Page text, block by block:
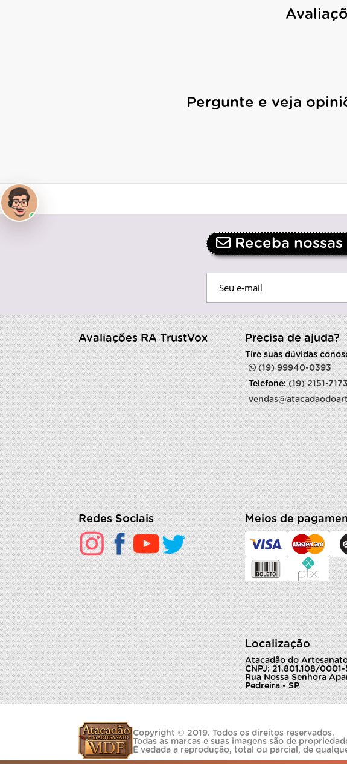
Pergunte e veja
Receba
Avaliações RA TrustVox Precisa de ajuda?
Tire suas dúvidas
(19) 99940-0393
Telefone:(19) 2151-
Redes Sociais Meios de
Localização
Atacadão do
CNPJ: 21.801.108/0001-
Rua Nossa Senhora
Pedreira - SP
Copyright © 2019. Todos os direitos reservados.
Todas as marcas e suas imagens são de
É vedada a reprodução, total ou parcial, de